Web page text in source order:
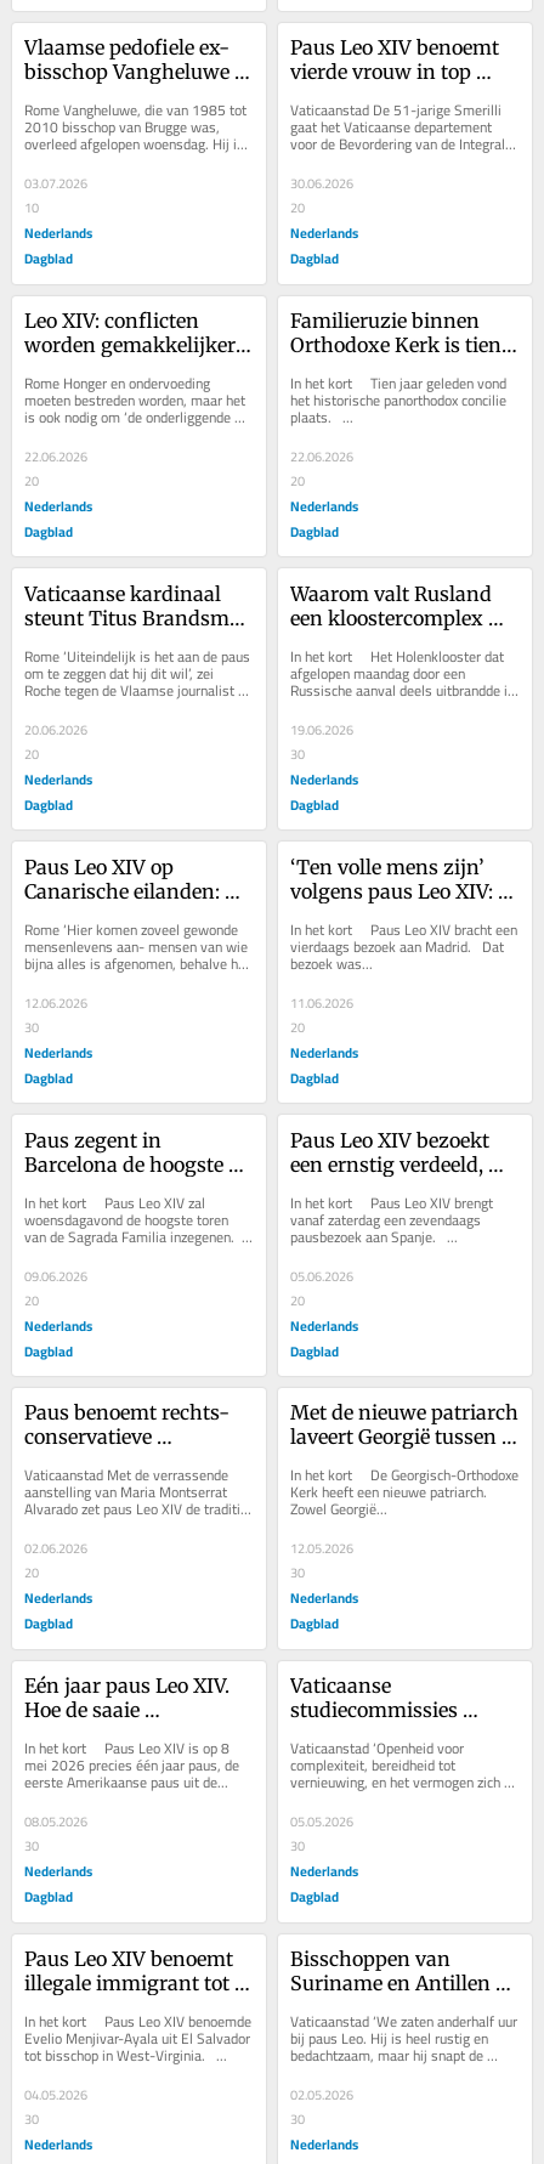
Vlaamse pedofiele ex-
bisschop Vangheluwe
gehouden plek
begraven
Rome Vangheluwe, die van 1985 tot
2010 bisschop van Brugge was,
overleed afgelopen woensdag. Hij is
intussen ‘in strikte intimiteit
begraven’,...
03.07.2026
10
Nederlands
Dagblad
Paus Leo XIV benoemt
vierde vrouw in top
kardinaal onder haar
gezag
Vaticaanstad De 51-jarige Smerilli
gaat het Vaticaanse departement
voor de Bevordering van de Integrale
Menselijke Ontwikkeling leiden.  Ze
was tot...
30.06.2026
20
Nederlands
Dagblad
Leo XIV: conflicten
worden gemakkelijker
‘Miljoenen gaan met
honger naar bed’
Rome Honger en ondervoeding
moeten bestreden worden, maar het
is ook nodig om ‘de onderliggende
structurele oorzaken die deze
problemen in stand...
22.06.2026
20
Nederlands
Dagblad
Familieruzie binnen
Orthodoxe Kerk is tien
concilie alleen maar
toegenomen
In het kort     Tien jaar geleden vond
het historische panorthodox concilie
plaats.   ...
22.06.2026
20
Nederlands
Dagblad
Vaticaanse kardinaal
steunt Titus Brandsma
journalisten
Rome ‘Uiteindelijk is het aan de paus
om te zeggen dat hij dit wil’, zei
Roche tegen de Vlaamse journalist
Emmanuel van Lierde, een van de...
20.06.2026
20
Nederlands
Dagblad
Waarom valt Rusland
een kloostercomplex
staat van het Russische
christendom?
In het kort     Het Holenklooster dat
afgelopen maandag door een
Russische aanval deels uitbrandde is
19.06.2026
30
Nederlands
Dagblad
Paus Leo XIV op
Canarische eilanden:
wie angst, honger en
geweld verlieten’
Rome ‘Hier komen zoveel gewonde
mensenlevens aan- mensen van wie
bijna alles is afgenomen, behalve hun
waardigheid’, zei paus Leo XIV
donderdag in...
12.06.2026
30
Nederlands
Dagblad
‘Ten volle mens zijn’
volgens paus Leo XIV:
en de toekomst van de
mensheid
In het kort     Paus Leo XIV bracht een
vierdaags bezoek aan Madrid.   Dat
bezoek was...
11.06.2026
20
Nederlands
Dagblad
Paus zegent in
Barcelona de hoogste
de 100e sterfdag van
Antoni Gaudí
In het kort     Paus Leo XIV zal
woensdagavond de hoogste toren
van de Sagrada Familia inzegenen.
09.06.2026
20
Nederlands
Dagblad
Paus Leo XIV bezoekt
een ernstig verdeeld,
Luistert Europa naar
zijn zachte stem?
In het kort     Paus Leo XIV brengt
vanaf zaterdag een zevendaags
pausbezoek aan Spanje.   ...
05.06.2026
20
Nederlands
Dagblad
Paus benoemt rechts-
conservatieve
van Vaticaanse
communicatie
Vaticaanstad Met de verrassende
aanstelling van Maria Montserrat
Alvarado zet paus Leo XIV de traditie
door waarmee paus Franciscus
begon: het...
02.06.2026
20
Nederlands
Dagblad
Met de nieuwe patriarch
laveert Georgië tussen
Moskou en
Constantinopel
In het kort     De Georgisch-Orthodoxe
Kerk heeft een nieuwe patriarch.
Zowel Georgië...
12.05.2026
30
Nederlands
Dagblad
Eén jaar paus Leo XIV.
Hoe de saaie
eerste paus uit VS
verfrissend blijkt te zijn
In het kort     Paus Leo XIV is op 8
mei 2026 precies één jaar paus, de
eerste Amerikaanse paus uit de...
08.05.2026
30
Nederlands
Dagblad
Vaticaanse
studiecommissies
bisschoppen en
verandering in omgang
Vaticaanstad ‘Openheid voor
complexiteit, bereidheid tot
vernieuwing, en het vermogen zich
aan te passen aan nieuwe situaties.’
Dat zijn...
05.05.2026
30
Nederlands
Dagblad
Paus Leo XIV benoemt
illegale immigrant tot
Trump-gezinde staat
van de VS
In het kort     Paus Leo XIV benoemde
Evelio Menjivar-Ayala uit El Salvador
tot bisschop in West-Virginia.   ...
04.05.2026
30
Nederlands
Bisschoppen van
Suriname en Antillen
problemen met de paus.
‘Roepingen zijn
Vaticaanstad ‘We zaten anderhalf uur
bij paus Leo. Hij is heel rustig en
bedachtzaam, maar hij snapt de
wereldproblemen en voelt de
complexiteiten...
02.05.2026
30
Nederlands